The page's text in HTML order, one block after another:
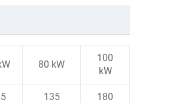
80 kW
100
kW
135
180